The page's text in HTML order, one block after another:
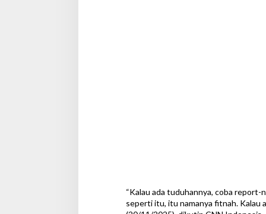
“Kalau ada tuduhannya, coba report-
seperti itu, itu namanya fitnah. Kalau